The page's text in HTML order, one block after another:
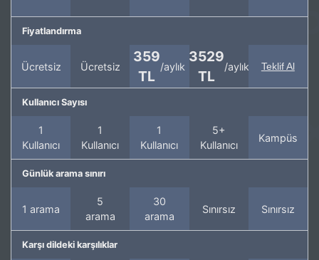
Fiyatlandırma
Ücretsiz Ücretsiz
359
TL
/aylık
3529
TL
/aylık Teklif Al
Kullanıcı Sayısı
1
Kullanıcı
1
Kullanıcı
1
Kullanıcı
5+
Kullanıcı
Kampüs
Günlük arama sınırı
1 arama
5
arama
30
arama
Sınırsız Sınırsız
Karşı dildeki karşılıklar